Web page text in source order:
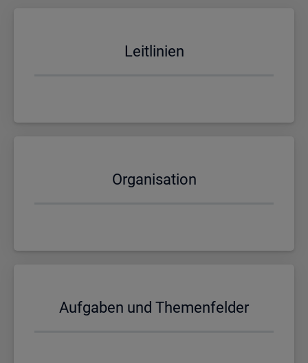
Leit­li­ni­en
Or­ga­ni­sa­ti­on
Auf­ga­ben und The­men­fel­der